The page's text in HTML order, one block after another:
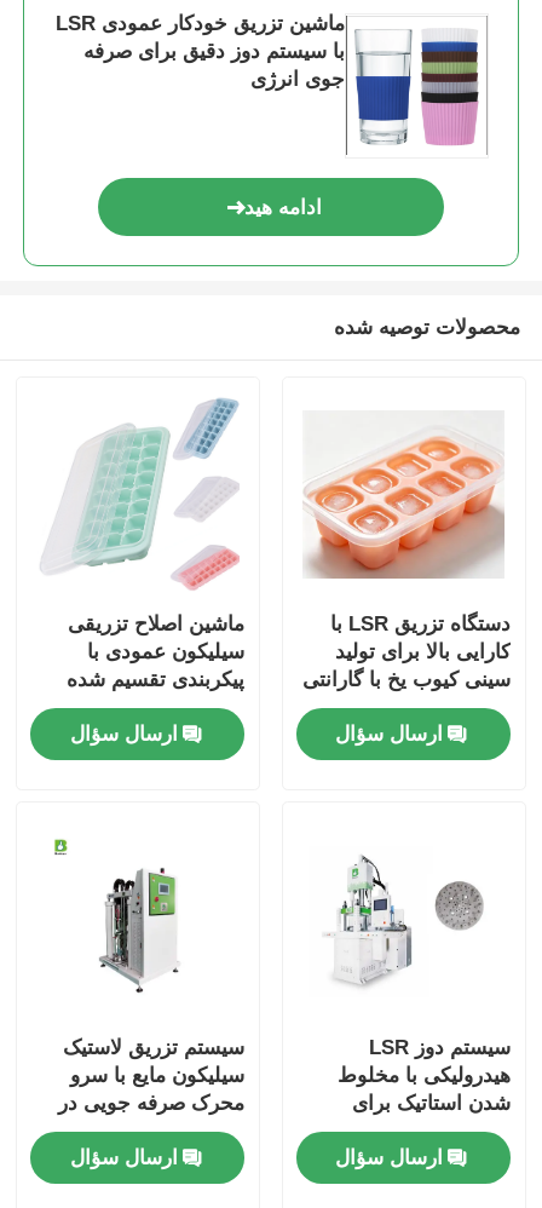
ماشین تزریق خودکار عمودی LSR
با سیستم دوز دقیق برای صرفه
جوی انرژی
ادامه هید
محصولات توصیه شده
دستگاه تزریق LSR با
کارایی بالا برای تولید
سینی کیوب یخ با گارانتی
12 ماهه
ارسال سؤال
ماشین اصلاح تزریقی
سیلیکون عمودی با
پیکربندی تقسیم شده
برای سینی های مکعب
یخ
ارسال سؤال
سیستم دوز LSR
هیدرولیکی با مخلوط
شدن استاتیک برای
صرفه جویی در انرژی
سیلیکونارسال سؤال
سیستم تزریق لاستیک
سیلیکون مایع با سرو
محرک صرفه جویی در
انرژی
ارسال سؤال